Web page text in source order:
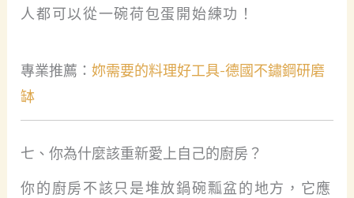
人都可以從一碗荷包蛋開始練功！
專業推薦：妳需要的料理好工具-德國不鏽鋼研磨
缽
七、你為什麼該重新愛上自己的廚房？
你的廚房不該只是堆放鍋碗瓢盆的地方，它應